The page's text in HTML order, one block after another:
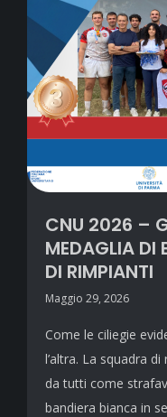
CNU 2026 –
MEDAGLIA DI
DI RIMPIANTI
Maggio 29, 2026
Come le ciliegie
l’altra. La squadra
da tutti come
bandiera bianca in